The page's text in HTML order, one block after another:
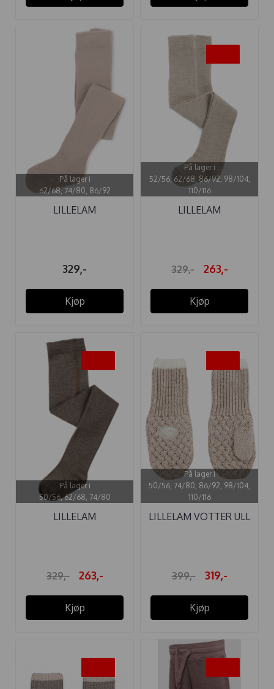
På lager i
62/68, 74/80, 86/92
LILLELAM
329,-
Kjøp
På lager i
52/56, 62/68, 86/92, 98/104,
110/116
LILLELAM
329,- 263,-
Kjøp
På lager i
50/56, 62/68, 74/80
LILLELAM
329,- 263,-
Kjøp
På lager i
50/56, 74/80, 86/92, 98/104,
110/116
LILLELAM VOTTER ULL
399,- 319,-
Kjøp